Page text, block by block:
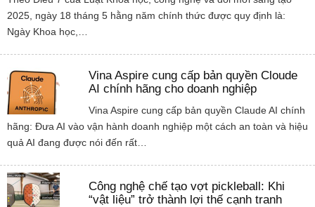
2025, ngày 18 tháng 5 hằng năm chính thức được quy định là:
Ngày Khoa học,…
Vina Aspire cung cấp bản quyền Cloude
AI chính hãng cho doanh nghiệp
Vina Aspire cung cấp bản quyền Claude AI chính
hãng: Đưa AI vào vận hành doanh nghiệp một cách an toàn và hiệu
quả AI đang được nói đến rất…
Công nghệ chế tạo vợt pickleball: Khi
“vật liệu” trở thành lợi thế cạnh tranh